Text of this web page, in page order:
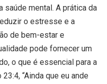
mental. A prática da
o estresse e a
de bem-estar e
pode fornecer um
o que é essencial para a
“Ainda que eu ande